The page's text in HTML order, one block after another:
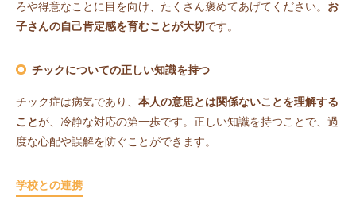
ろや得意なことに目を向け、たくさん褒めてあげてください。 お
子さんの自己肯定感を育むことが大切 です。
チックについての正しい知識を持つ
チック症は病気であり、 本人の意思とは関係ないことを理解する
ことが、冷静な対応の第一歩です。正しい知識を持つことで、過
度な心配や誤解を防ぐことができます。
学校との連携